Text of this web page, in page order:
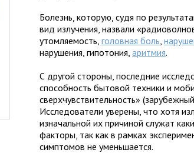
Болезнь, которую, судя по
вид излучения, назвали
утомляемость,головная боль,
нарушения, гипотония,аритмия.
С другой стороны, последние
способность бытовой техники и
сверхчувствительность»
Исследователи уверены, что хотя
изначальной их причиной служат
факторы, так как в рамках
симптомов не уменьшается.